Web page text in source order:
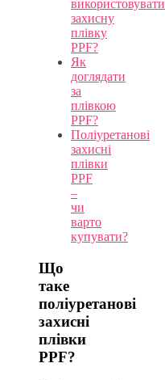
використовувати
захисну
плівку
PPF?
Як
доглядати
за
плівкою
PPF?
Поліуретанові
захисні
плівки
PPF
–
чи
варто
купувати?
Що
таке
поліуретанові
захисні
плівки
PPF?